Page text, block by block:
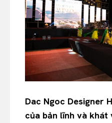
Dac Ngoc Designer
của bản lĩnh và khát